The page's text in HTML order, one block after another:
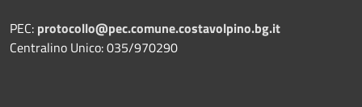
PEC: protocollo@pec.comune.costavolpino.bg.it
Centralino Unico: 035/970290